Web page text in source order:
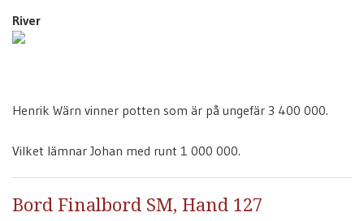
River
Henrik Wärn vinner potten som är på ungefär 3 400 000.
Vilket lämnar Johan med runt 1 000 000.
Bord Finalbord SM, Hand 127